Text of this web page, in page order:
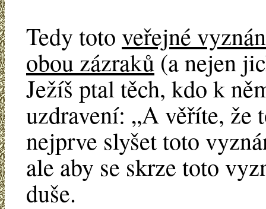
Tedy toto veřejné
obou zázraků (a nejen
Ježíš ptal těch, kdo k
uzdravení: „A věříte, že
nejprve slyšet toto
ale aby se skrze toto
duše.